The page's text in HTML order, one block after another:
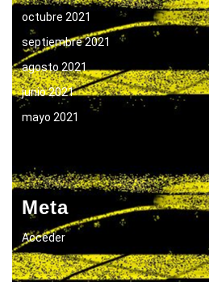
octubre 2021
septiembre 2021
agosto 2021
junio 2021
mayo 2021
Meta
Acceder